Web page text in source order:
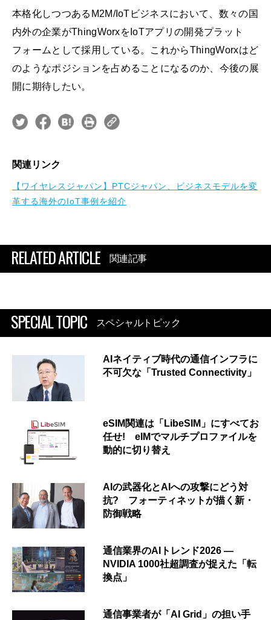
本格化しつつあるM2M/IoTビジネスにおいて、数々の国
内外の企業がThingWorxをIoTアプリの開発プラット
フォームとして採用している。これからThingWorxはど
のようなポジションを占めることになるのか、今後の展
開に期待したい。
関連リンク
【ワイヤレスジャパン】PTCジャパン、ビジネスモデルを変
革する海外のIoT事例を紹介
RELATED ARTICLE 関連記事
SPECIAL TOPIC スペシャルトピック
AIネイティブ時代の通信インフラに
不可欠な「Trusted Connectivity」
eSIM関連は「LibeSIM」にすべてお
任せ! eIMでマルチプロファイルを
動的に切り替え
AIの武器化とAIへの攻撃にどう対
抗? フォーティネットが描く新・
防御戦略
通信業界のAIトレンド2026 ―
NVIDIA 1000社超調査が捉えた「転
換点」
通信事業者が「AI Grid」の担い手